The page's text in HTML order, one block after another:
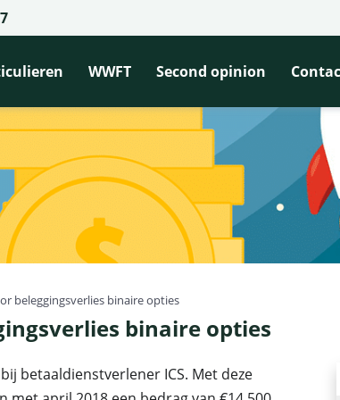
WWFT Second opinion
beleggingsverlies binaire opties
binaire opties
betaaldienstverlener ICS. Met deze